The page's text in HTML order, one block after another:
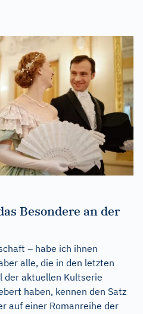
Besondere an der
– habe ich ihnen
alle, die in den letzten
der aktuellen Kultserie
haben, kennen den Satz
auf einer Romanreihe der